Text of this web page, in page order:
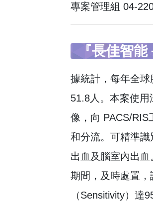
專案管理組 04-
『長佳智
據統計，每年全
51.8人。本案使
像，向 PACS/
和分流。可精準
出血及腦室內出
期間，及時處置
（Sensitivity）達